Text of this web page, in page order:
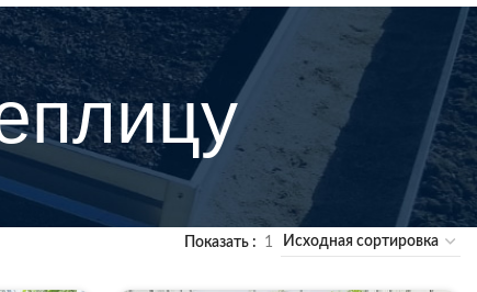
Показать 1